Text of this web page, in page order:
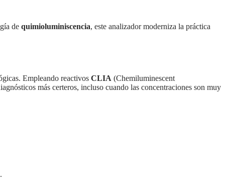
de quimioluminiscencia, este analizador moderniza la práctica
Empleando reactivos CLIA (Chemiluminescent
más certeros, incluso cuando las concentraciones son muy